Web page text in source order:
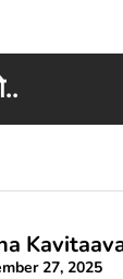
27, 2025